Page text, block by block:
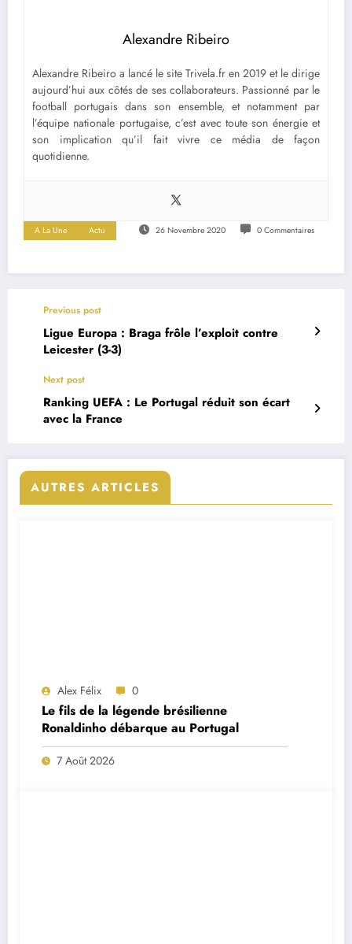
Alexandre Ribeiro
Alexandre Ribeiro a lancé le site Trivela.fr en 2019 et le dirige
aujourd’hui aux côtés de ses collaborateurs. Passionné par le
football portugais dans son ensemble, et notamment par
l’équipe nationale portugaise, c’est avec toute son énergie et
son implication qu’il fait vivre ce média de façon
quotidienne.
A La Une Actu 26 Novembre 2020 0 Commentaires
Previous post
Ligue Europa : Braga frôle l’exploit contre
Leicester (3-3)
Next post
Ranking UEFA : Le Portugal réduit son écart
avec la France
AUTRES ARTICLES
Alex Félix 0
Le fils de la légende brésilienne
Ronaldinho débarque au Portugal
7 Août 2026